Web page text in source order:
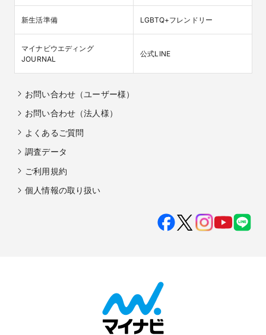
新生活準備 LGBTQ+フレンドリー
マイナビウエディング
JOURNAL
公式LINE
お問い合わせ（ユーザー様）
お問い合わせ（法人様）
よくあるご質問
調査データ
ご利用規約
個人情報の取り扱い